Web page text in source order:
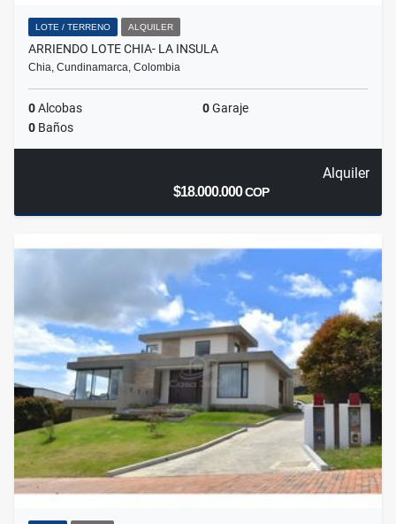
LOTE / TERRENO ALQUILER
ARRIENDO LOTE CHIA- LA INSULA
Chia, Cundinamarca, Colombia
0Alcobas 0Garaje
0 Baños
Alquiler
$18.000.000COP